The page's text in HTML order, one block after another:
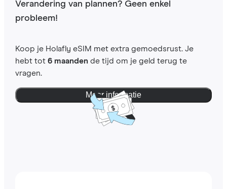
Verandering van plannen? Geen enkel
probleem!
Koop je Holafly eSIM met extra gemoedsrust. Je
hebt tot 6 maandende tijd om je geld terug te
vragen.
Meer informatie